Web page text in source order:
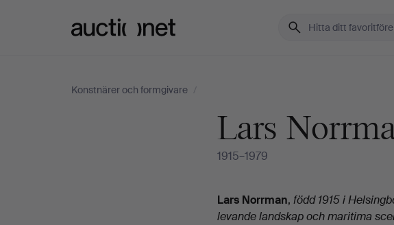
Konstnärer och formgivare /
Lars
1915–1979
Lars Norrman, född 1915 i
levande landskap och maritima